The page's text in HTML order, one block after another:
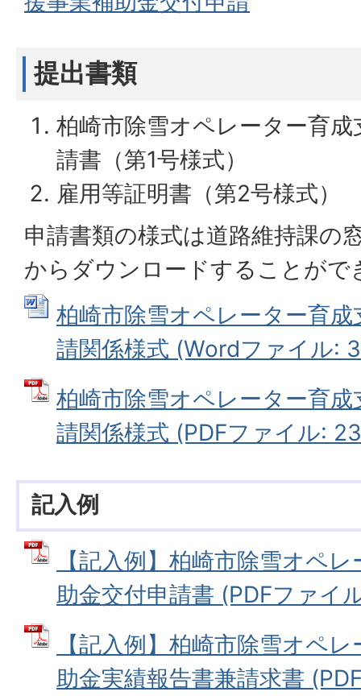
提出書類
柏崎市除雪オペレーター育
請書（第1号様式）
雇用等証明書（第2号様式）
申請書類の様式は道路維持課の
からダウンロードすることがで
柏崎市除雪オペレーター育
請関係様式 (Wordファイル:
柏崎市除雪オペレーター育
請関係様式 (PDFファイル:
記入例
【記入例】柏崎市除雪オペ
助金交付申請書 (PDFファイ
【記入例】柏崎市除雪オペ
助金実績報告書兼請求書